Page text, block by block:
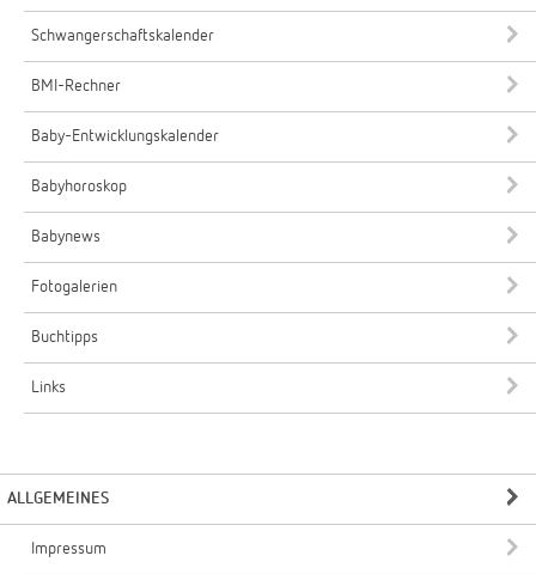
Schwangerschaftskalender
BMI-Rechner
Baby-Entwicklungskalender
Babyhoroskop
Babynews
Fotogalerien
Buchtipps
Links
ALLGEMEINES
Impressum